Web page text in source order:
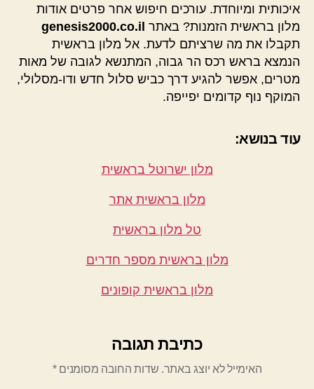
איכותית ומיוחדת. עורכים חיפוש אחר פרטים אודות
מלון בראשית הזמנות? באתר genesis2000.co.il
תקבלו את מה שרציתם לדעת. אל מלון בראשית
הנמצא בראש רכס הר גבוה, המתנשא לגובה של מאות
מטרים, אפשר להגיע דרך כביש סלול חדש ודו-מסלולי,
המוקף נוף קדומים יפייפה.
עוד בנושא:
מלון ישרוטל בראשית
מלון בראשית אתר
טל מלון בראשית
מלון בראשית מספר חדרים
מלון בראשית קופונים
כתיבת תגובה
האימייל לא יוצג באתר. שדות החובה מסומנים*